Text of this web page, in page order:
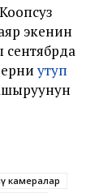
экенин
утуп
камералар